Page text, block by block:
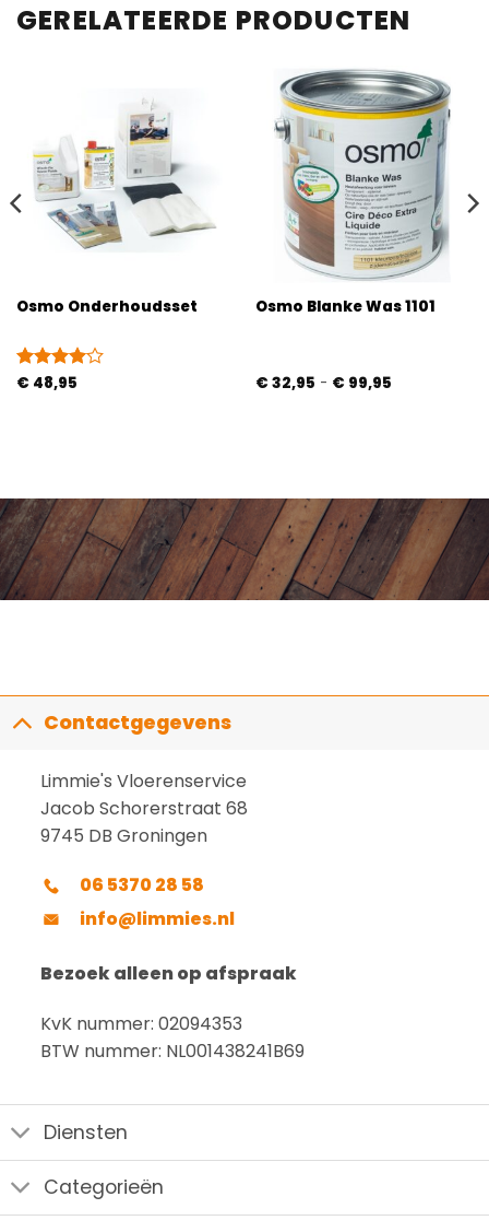
GERELATEERDE PRODUCTEN
Osmo Onderhoudsset
Gewaardeerd
€ 48,95
Osmo Blanke Was 1101
€ 32,95 - € 99,95Prijsklasse:
Contactgegevens
Limmie's Vloerenservice
Jacob Schorerstraat 68
9745 DB Groningen
06 5370 28 58
info@limmies.nl
Bezoek alleen op afspraak
KvK nummer: 02094353
BTW nummer: NL001438241B69
Diensten
Categorieën